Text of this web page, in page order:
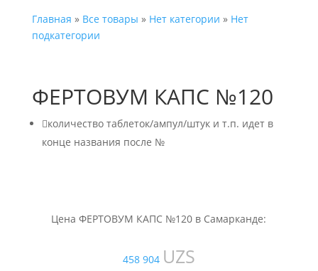
Главная » Все товары » Нет категории » Нет
подкатегории
ФЕРТОВУМ КАПС №120
количество таблеток/ампул/штук и т.п. идет в
конце названия после №
Цена ФЕРТОВУМ КАПС №120 в Самарканде:
458 904 UZS